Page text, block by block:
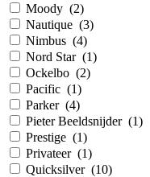
Moody (2)
Nautique (3)
Nimbus (4)
Nord Star(1)
Ockelbo (2)
Pacific (1)
Parker(4)
Pieter Beeldsnijder(1)
Prestige (1)
Privateer(1)
Quicksilver(10)